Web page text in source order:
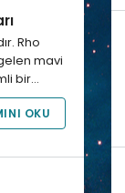
Rho
mavi
bir…
OKU